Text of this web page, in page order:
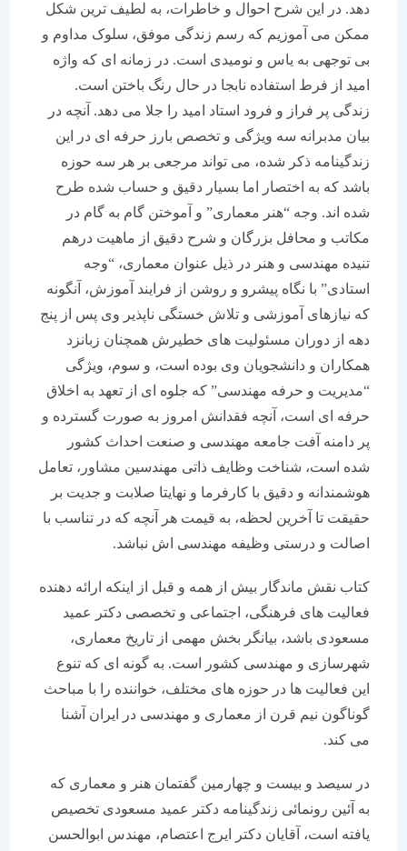
دهد. در این شرح احوال و خاطرات، به لطیف ترین شکل
ممکن می آموزیم که رسم زندگی موفق، سلوک مداوم و
بی توجهی به یاس و نومیدی است. در زمانه ای که واژه
امید از فرط استفاده نابجا در حال رنگ باختن است.
زندگی پر فراز و فرود استاد امید را جلا می دهد. آنچه در
بیان مدبرانه سه ویژگی و تخصص بارز حرفه ای در این
زندگینامه ذکر شده، می تواند مرجعی بر هر سه حوزه
باشد که به اختصار اما بسیار دقیق و حساب شده طرح
شده اند. وجه “هنر معماری” و آموختن گام به گام در
مکاتب و محافل بزرگان و شرح دقیق از ماهیت درهم
تنیده مهندسی و هنر در ذیل عنوان معماری، “وجه
استادی” با نگاه پیشرو و روشن از فرایند آموزش، آنگونه
که نیازهای آموزشی و تلاش خستگی ناپذیر وی پس از پنج
دهه از دوران مسئولیت های خطیرش همچنان زبانزد
همکاران و دانشجویان وی بوده است، و سوم، ویژگی
“مدیریت و حرفه مهندسی” که جلوه ای از تعهد به اخلاق
حرفه ای است، آنچه فقدانش امروز به صورت گسترده و
پر دامنه آفت جامعه مهندسی و صنعت احداث کشور
شده است، شناخت وظایف ذاتی مهندسین مشاور، تعامل
هوشمندانه و دقیق با کارفرما و نهایتا صلابت و جدیت بر
حقیقت تا آخرین لحظه، به قیمت هر آنچه که در تناسب با
اصالت و درستی وظیفه مهندسی اش نباشد.
کتاب نقش ماندگار بیش از همه و قبل از اینکه ارائه دهنده
فعالیت های فرهنگی، اجتماعی و تخصصی دکتر عمید
مسعودی باشد، بیانگر بخش مهمی از تاریخ معماری،
شهرسازی و مهندسی کشور است. به گونه ای که تنوع
این فعالیت ها در حوزه های مختلف، خواننده را با مباحث
گوناگون نیم قرن از معماری و مهندسی در ایران آشنا
می کند.
در سیصد و بیست و چهارمین گفتمان هنر و معماری که
به آئین رونمائی زندگینامه دکتر عمید مسعودی تخصیص
یافته است، آقایان دکتر ایرج اعتصام، مهندس ابوالحسن